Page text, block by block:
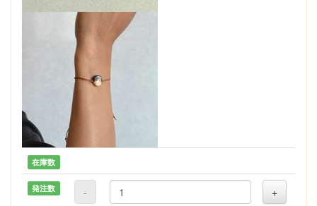
在庫数
発注数 - +